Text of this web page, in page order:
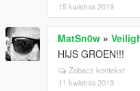
15 kwietnia 2019
MatSn0w »
HIJS GROEN!!!
Zobacz kontekst
11 kwietnia 2019